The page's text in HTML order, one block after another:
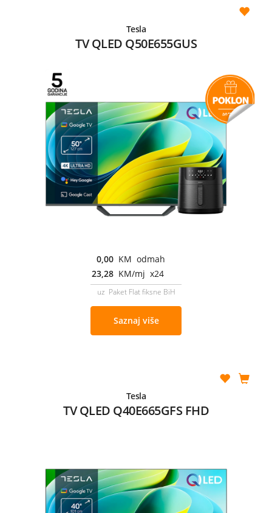
Tesla
TV QLED Q50E655GUS
0,00 KM odmah
23,28 KM/mj x24
uz Paket Flat fiksne BiH
Saznaj više
Tesla
TV QLED Q40E665GFS FHD